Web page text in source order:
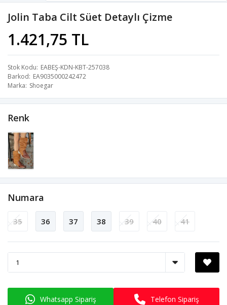
Jolin Taba Cilt Süet Detaylı Çizme
1.421,75 TL
Stok Kodu EABEŞ-KDN-KBT-257038
Barkod EA9035000242472
Marka Shoegar
Renk
Numara
35 36 37 38 39 40 41
Whatsapp Sipariş Telefon Sipariş